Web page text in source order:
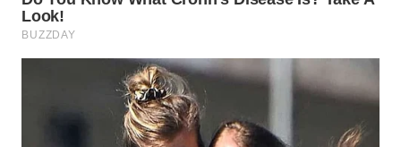
SERDANG
WN